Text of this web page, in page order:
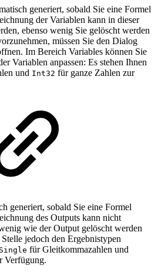
generiert, sobald Sie eine Formel
der Variablen kann in dieser
ebenso wenig Sie gelöscht werden
müssen Sie den Dialog
Im Bereich Variables können Sie
Variablen anpassen: Es stehen Ihnen
und Int32 für ganze Zahlen zur
generiert, sobald Sie eine Formel
des Outputs kann nicht
wie der Output gelöscht werden
jedoch den Ergebnistypen
Single für Gleitkommazahlen und
Verfügung.